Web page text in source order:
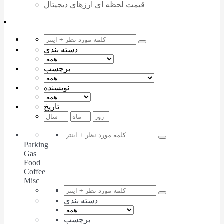
قیمت لحظه ای ارزهای دیجیتال
دسته بندی
برچسب
نویسنده
تاریخ
Parking
Gas
Food
Coffee
Misc
دسته بندی
برچسب